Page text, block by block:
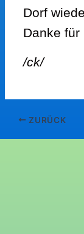
Dorf
Danke für
/ck/
ZURÜCK